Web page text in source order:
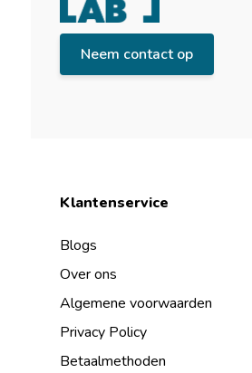
Neem contact op
Klantenservice
Blogs
Over ons
Algemene voorwaarden
Privacy Policy
Betaalmethoden